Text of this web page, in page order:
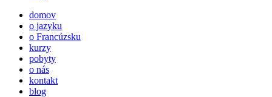
domov
o jazyku
o Francúzsku
kurzy
pobyty
o nás
kontakt
blog